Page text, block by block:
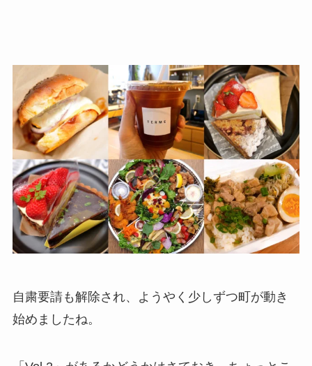
自粛要請も解除され、ようやく少しずつ町が動き
始めましたね。